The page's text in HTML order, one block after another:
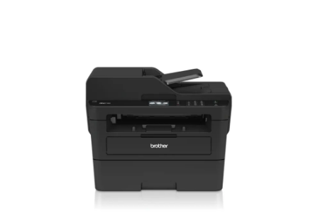
- - - A3 kolorowe
- - - A3 czarno-białe
- - - SHARP – urządzenia wielofunkcyjne A4 czarno-